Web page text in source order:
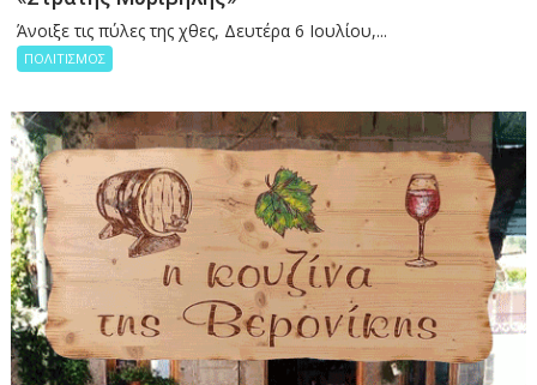
Άνοιξε τις πύλες της χθες, Δευτέρα 6 Ιουλίου,...
ΠΟΛΙΤΙΣΜΟΣ